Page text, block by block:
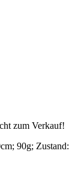
zum Verkauf!
90g; Zustand: